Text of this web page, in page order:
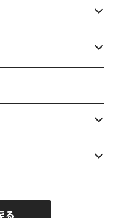
）
）
ク200g
る